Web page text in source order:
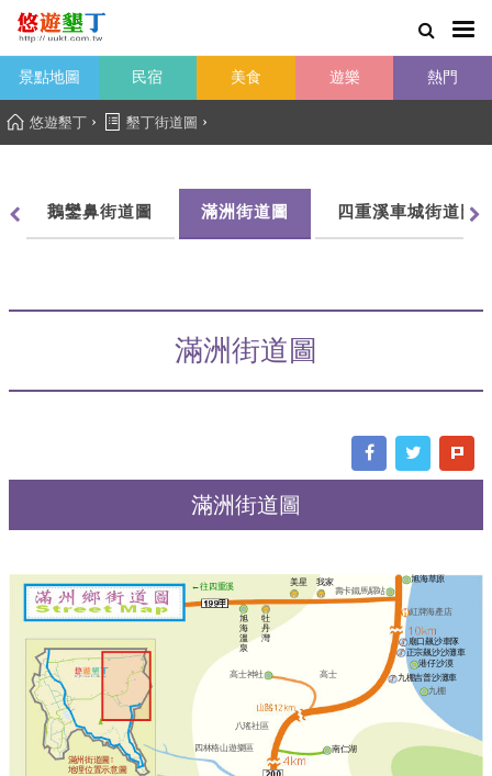
景點地圖 民宿 美食 遊樂 熱門
悠遊墾丁 › 墾丁街道圖 ›
鵝鑾鼻街道圖 滿洲街道圖 四重溪車城街道圖
滿洲街道圖
滿洲街道圖
←往四重溪
旭海草原
美星
旭
海
溫
泉
牡
丹
灣
港仔沙漠
九棚
高士
南仁湖
我家
滿州街道圖↑
地理位置示意圖
九棚吉普沙灘車
紅牌海產店
正宗飆沙沙灘車
廟口飆沙車隊
高士神社
壽卡鐵馬驛站
八瑤社區
四林格山遊樂區